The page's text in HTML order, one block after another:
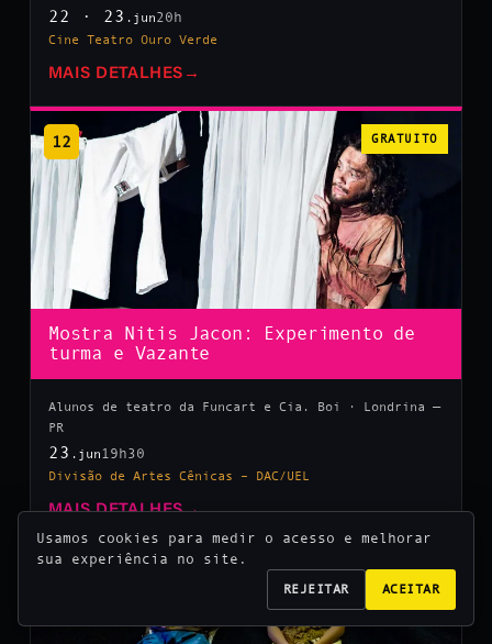
22 · 23 .jun20h
Cine Teatro Ouro Verde
MAIS DETALHES →
12 GRATUITO
Mostra Nitis Jacon: Experimento de
turma e Vazante
Alunos de teatro da Funcart e Cia. Boi · Londrina —
PR
23 .jun 19h30
Divisão de Artes Cênicas – DAC/UEL
MAIS DETALHES→
Usamos cookies para medir o acesso e melhorar
sua experiência no site.
REJEITAR ACEITAR